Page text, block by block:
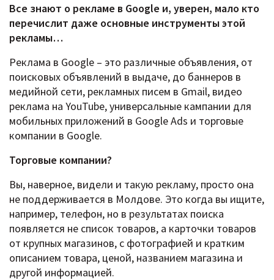
Все знают о рекламе в Google и, уверен, мало кто
перечислит даже основные инструменты этой
рекламы…
Реклама в Google – это различные объявления, от
поисковых объявлений в выдаче, до баннеров в
медийной сети, рекламных писем в Gmail, видео
реклама на YouTube, универсальные кампании для
мобильных приложений в Google Ads и торговые
компании в Google.
Торговые компании?
Вы, наверное, видели и такую рекламу, просто она
не поддерживается в Молдове. Это когда вы ищите,
например, телефон, но в результатах поиска
появляется не список товаров, а карточки товаров
от крупных магазинов, с фотографией и кратким
описанием товара, ценой, названием магазина и
другой информацией.